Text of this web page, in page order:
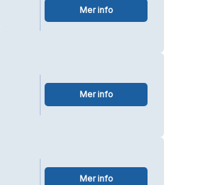
Mer info
Mer info
Mer info